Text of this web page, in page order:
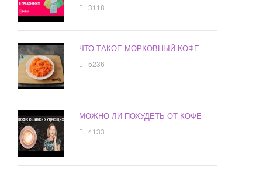
3118
ЧТО ТАКОЕ МОРКОВНЫЙ КОФЕ
5236
МОЖНО ЛИ ПОХУДЕТЬ ОТ КОФЕ
4133